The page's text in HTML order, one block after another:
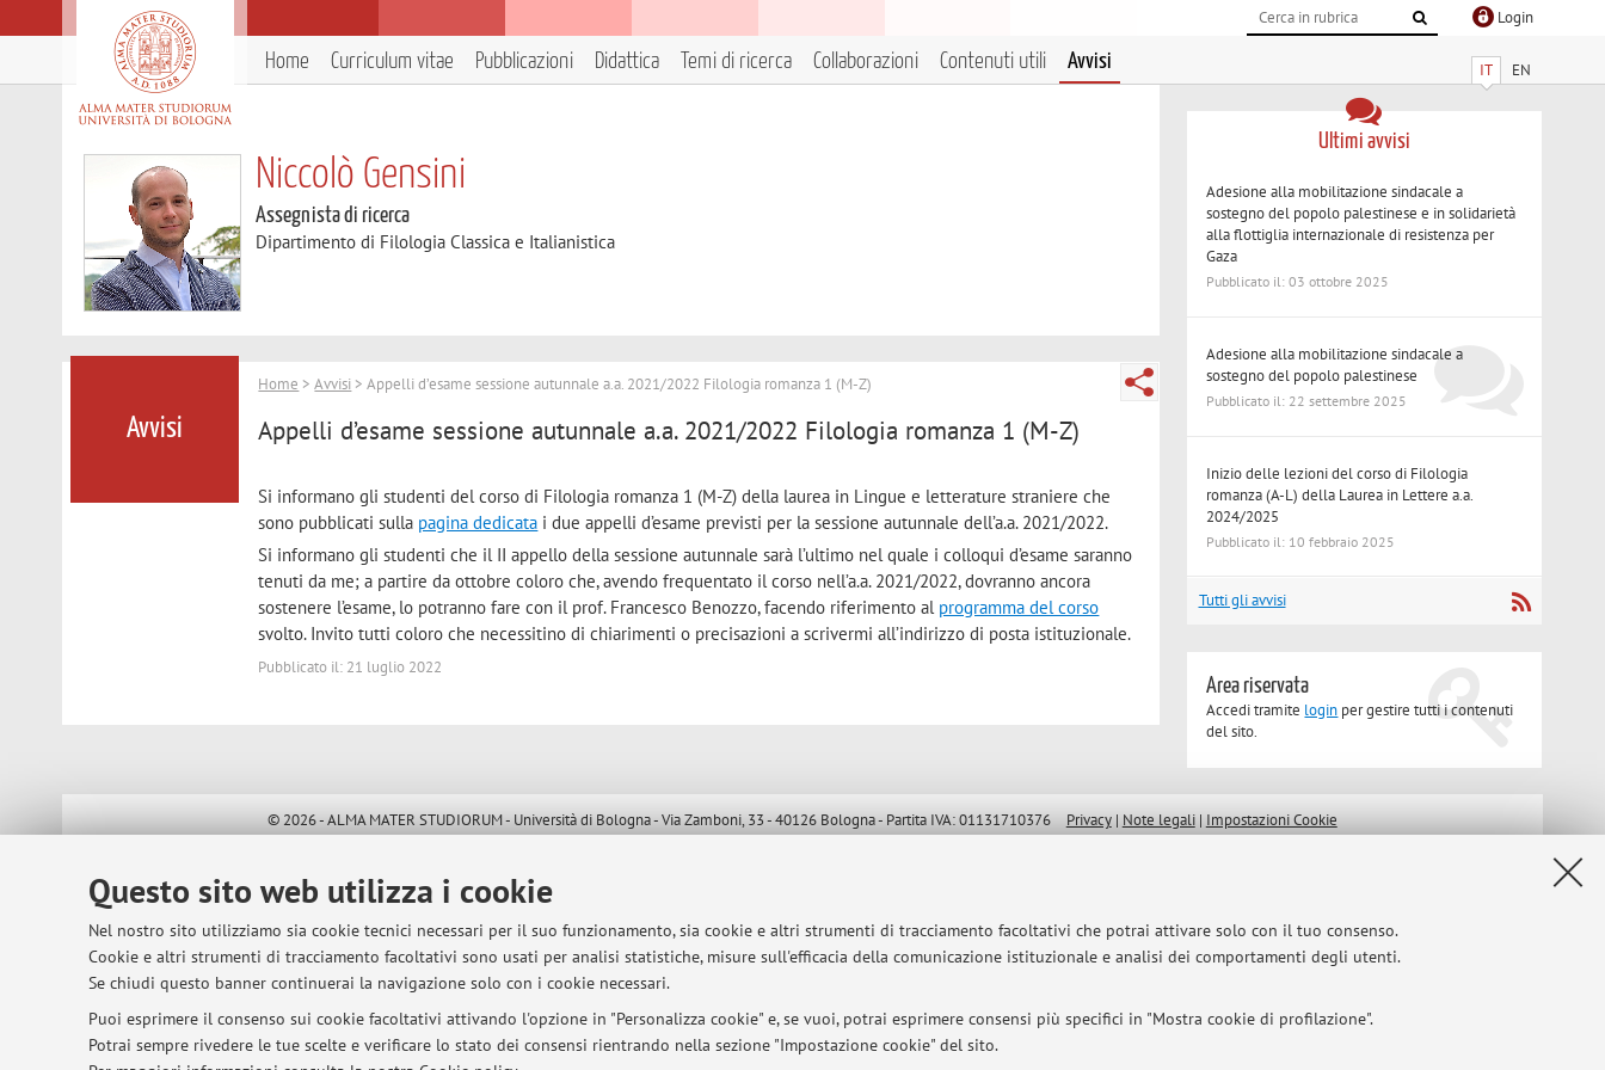
Questo sito web utilizza i cookie
Nel nostro sito utilizziamo sia cookie tecnici necessari per il suo funzionamento, sia cookie e altri strumenti di tracciamento facoltativi che potrai attivare solo con il tuo consenso.
Cookie e altri strumenti di tracciamento facoltativi sono usati per analisi statistiche, misure sull'efficacia della comunicazione istituzionale e analisi dei comportamenti degli utenti.
Se chiudi questo banner continuerai la navigazione solo con i cookie necessari.
Puoi esprimere il consenso sui cookie facoltativi attivando l'opzione in "Personalizza cookie" e, se vuoi, potrai esprimere consensi più specifici in "Mostra cookie di profilazione".
Potrai sempre rivedere le tue scelte e verificare lo stato dei consensi rientrando nella sezione "Impostazione cookie" del sito.
Login
IT EN
Home Curriculum vitae Pubblicazioni Didattica Temi di ricerca Collaborazioni Contenuti utili Avvisi
Niccolò Gensini
Assegnista di ricerca
Dipartimento di Filologia Classica e Italianistica
Avvisi
Home >Avvisi > Appelli d’esame sessione autunnale a.a. 2021/2022 Filologia romanza 1 (M-Z)
Appelli d’esame sessione autunnale a.a. 2021/2022 Filologia romanza 1 (M-Z)
Si informano gli studenti del corso di Filologia romanza 1 (M-Z) della laurea in Lingue e letterature straniere che
sono pubblicati sulla pagina dedicata i due appelli d’esame previsti per la sessione autunnale dell’a.a. 2021/2022.
Si informano gli studenti che il II appello della sessione autunnale sarà l’ultimo nel quale i colloqui d’esame saranno
tenuti da me; a partire da ottobre coloro che, avendo frequentato il corso nell’a.a. 2021/2022, dovranno ancora
sostenere l’esame, lo potranno fare con il prof. Francesco Benozzo, facendo riferimento al programma del corso
svolto. Invito tutti coloro che necessitino di chiarimenti o precisazioni a scrivermi all’indirizzo di posta istituzionale.
Pubblicato il: 21 luglio 2022
Ultimi avvisi
Adesione alla mobilitazione sindacale a
sostegno del popolo palestinese e in solidarietà
alla flottiglia internazionale di resistenza per
Gaza
Pubblicato il: 03 ottobre 2025
Adesione alla mobilitazione sindacale a
sostegno del popolo palestinese
Pubblicato il: 22 settembre 2025
Inizio delle lezioni del corso di Filologia
romanza (A-L) della Laurea in Lettere a.a.
2024/2025
Pubblicato il: 10 febbraio 2025
Tutti gli avvisi
Area riservata
Accedi tramite login per gestire tutti i contenuti
del sito.
© 2026 - ALMA MATER STUDIORUM - Università di Bologna - Via Zamboni, 33 - 40126 Bologna - Partita IVA: 01131710376 Privacy| Note legali| Impostazioni Cookie